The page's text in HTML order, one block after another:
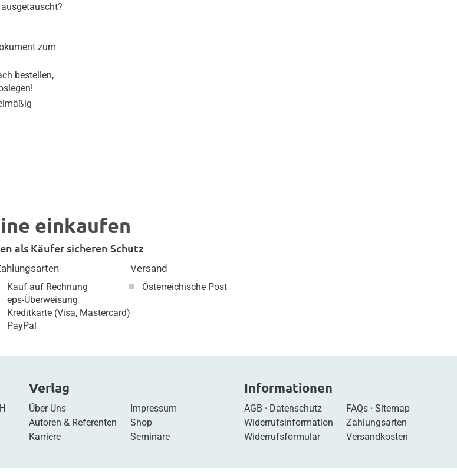
zum
bestellen,
einkaufen
als Käufer sicheren Schutz
Kauf auf Rechnung
eps-Überweisung
Kreditkarte (Visa, Mastercard)
PayPal
Versand
Österreichische Post
Verlag
Über Uns
Autoren & Referenten
Karriere
Impressum
Shop
Seminare
Informationen
AGB · Datenschutz
Widerrufsinformation
Widerrufsformular
FAQs· Sitemap
Zahlungsarten
Versandkosten